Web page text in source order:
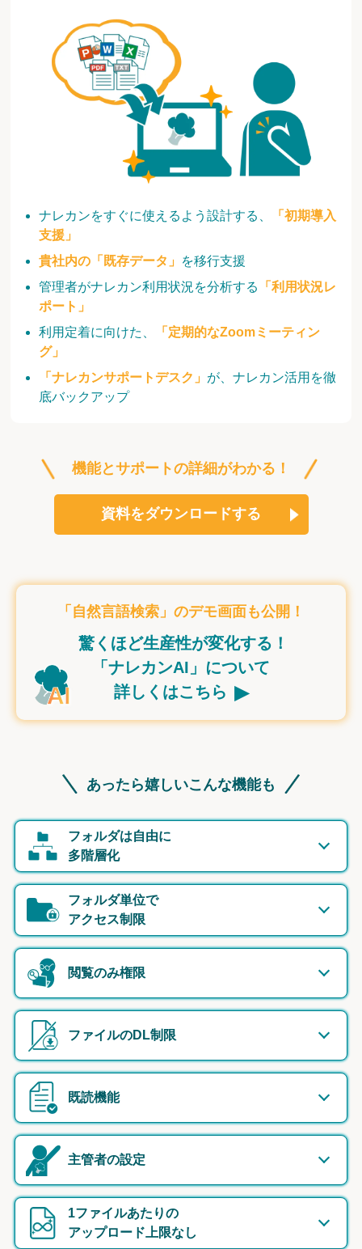
ナレカンをすぐに使えるよう設計する、
「初期導入
支援」
貴社内の「既存データ」 を移行支援
管理者がナレカン利用状況を分析する
「利用状況レ
ポート」
利用定着に向けた、
「定期的なZoomミーティン
グ」
「ナレカンサポートデスク」 が、ナレカン活用を徹
底バックアップ
機能とサポートの詳細がわかる！
資料をダウンロードする
「自然言語検索」のデモ画面も公開！
驚くほど生産性が変化する！
「ナレカンAI」について
詳しくはこちら ▸
あったら嬉しいこんな機能も
フォルダは自由に
多階層化
フォルダ単位で
アクセス制限
閲覧のみ権限
ファイルのDL制限
既読機能
主管者の設定
1ファイルあたりの
アップロード上限なし